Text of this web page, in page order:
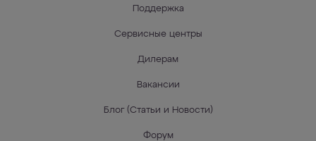
Поддержка
Сервисные центры
Дилерам
Вакансии
Блог (Статьи и Новости)
Форум